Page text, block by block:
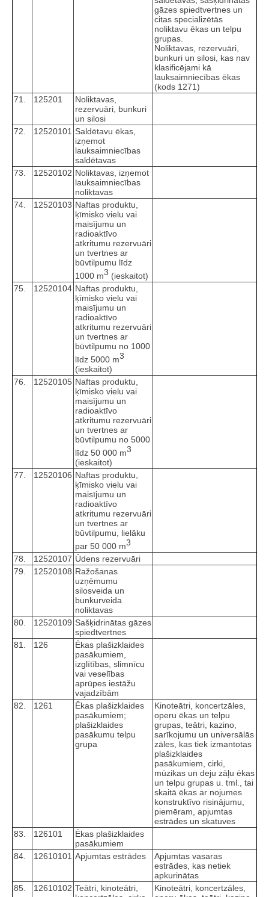
gāzes spiedtvertnes un
citas specializētās
noliktavu ēkas un telpu
grupas.
Noliktavas, rezervuāri,
bunkuri un silosi, kas nav
klasificējami kā
lauksaimniecības ēkas
(kods 1271)
71.
125201
Noliktavas,
rezervuāri, bunkuri
un silosi
72.
12520101 Saldētavu ēkas,
izņemot
lauksaimniecības
saldētavas
73.
12520102 Noliktavas, izņemot
lauksaimniecības
noliktavas
74.
12520103 Naftas produktu,
ķīmisko vielu vai
maisījumu un
radioaktīvo
atkritumu rezervuāri
un tvertnes ar
būvtilpumu līdz
1000 m3 (ieskaitot)
75.
12520104 Naftas produktu,
ķīmisko vielu vai
maisījumu un
radioaktīvo
atkritumu rezervuāri
un tvertnes ar
būvtilpumu no 1000
līdz 5000 m3
(ieskaitot)
76.
12520105 Naftas produktu,
ķīmisko vielu vai
maisījumu un
radioaktīvo
atkritumu rezervuāri
un tvertnes ar
būvtilpumu no 5000
līdz 50 000 m3
(ieskaitot)
77.
12520106 Naftas produktu,
ķīmisko vielu vai
maisījumu un
radioaktīvo
atkritumu rezervuāri
un tvertnes ar
būvtilpumu, lielāku
par 50 000 m3
78.
12520107 Ūdens rezervuāri
79.
12520108 Ražošanas
uzņēmumu
silosveida un
bunkurveida
noliktavas
80.
12520109 Sašķidrinātas gāzes
spiedtvertnes
81.
126
Ēkas plašizklaides
pasākumiem,
izglītības, slimnīcu
vai veselības
aprūpes iestāžu
vajadzībām
82.
1261
Ēkas plašizklaides
pasākumiem;
plašizklaides
pasākumu telpu
grupa
Kinoteātri, koncertzāles,
operu ēkas un telpu
grupas, teātri, kazino,
sarīkojumu un universālās
zāles, kas tiek izmantotas
plašizklaides
pasākumiem, cirki,
mūzikas un deju zāļu ēkas
un telpu grupas u. tml., tai
skaitā ēkas ar nojumes
konstruktīvo risinājumu,
piemēram, apjumtas
estrādes un skatuves
83.
126101
Ēkas plašizklaides
pasākumiem
84.
12610101 Apjumtas estrādes
Apjumtas vasaras
estrādes, kas netiek
apkurinātas
85.
12610102 Teātri, kinoteātri,
Kinoteātri, koncertzāles,